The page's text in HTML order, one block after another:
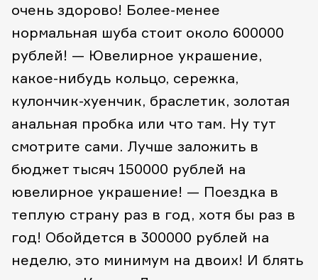
очень здорово! Более-менее
нормальная шуба стоит около 600000
рублей! — Ювелирное украшение,
какое-нибудь кольцо, сережка,
кулончик-хуенчик, браслетик, золотая
анальная пробка или что там. Ну тут
смотрите сами. Лучше заложить в
бюджет тысяч 150000 рублей на
ювелирное украшение! — Поездка в
теплую страну раз в год, хотя бы раз в
год! Обойдется в 300000 рублей на
неделю, это минимум на двоих! И блять